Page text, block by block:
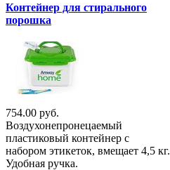
Контейнер для стирального
порошка
754.00 руб.
Воздухонепронецаемый
пластиковый контейнер с
набором этикеток, вмещает 4,5 кг.
Удобная ручка.